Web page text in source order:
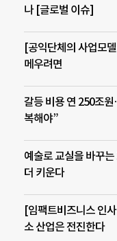
나 [글로벌 이슈]
[공익단체의 사업모
메우려면
갈등 비용 연 250조
복해야”
예술로 교실을 바꾸
더 키운다
[임팩트비즈니스 인
소 산업은 전진한다